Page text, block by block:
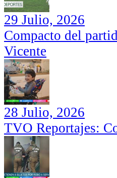
29 Julio, 2026
Compacto del
Vicente
28 Julio, 2026
TVO Reportajes: